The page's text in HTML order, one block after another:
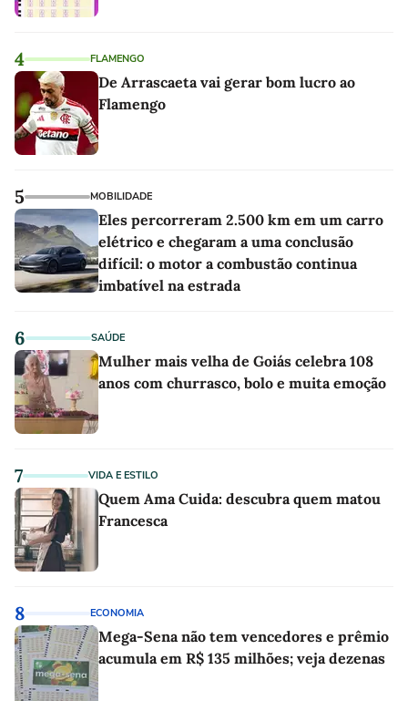
4 FLAMENGO
De Arrascaeta vai gerar bom lucro ao
Flamengo
5 MOBILIDADE
Eles percorreram 2.500 km em um carro
elétrico e chegaram a uma conclusão
difícil: o motor a combustão continua
imbatível na estrada
6 SAÚDE
Mulher mais velha de Goiás celebra 108
anos com churrasco, bolo e muita emoção
7 VIDA E ESTILO
Quem Ama Cuida: descubra quem matou
Francesca
8 ECONOMIA
Mega-Sena não tem vencedores e prêmio
acumula em R$ 135 milhões; veja dezenas